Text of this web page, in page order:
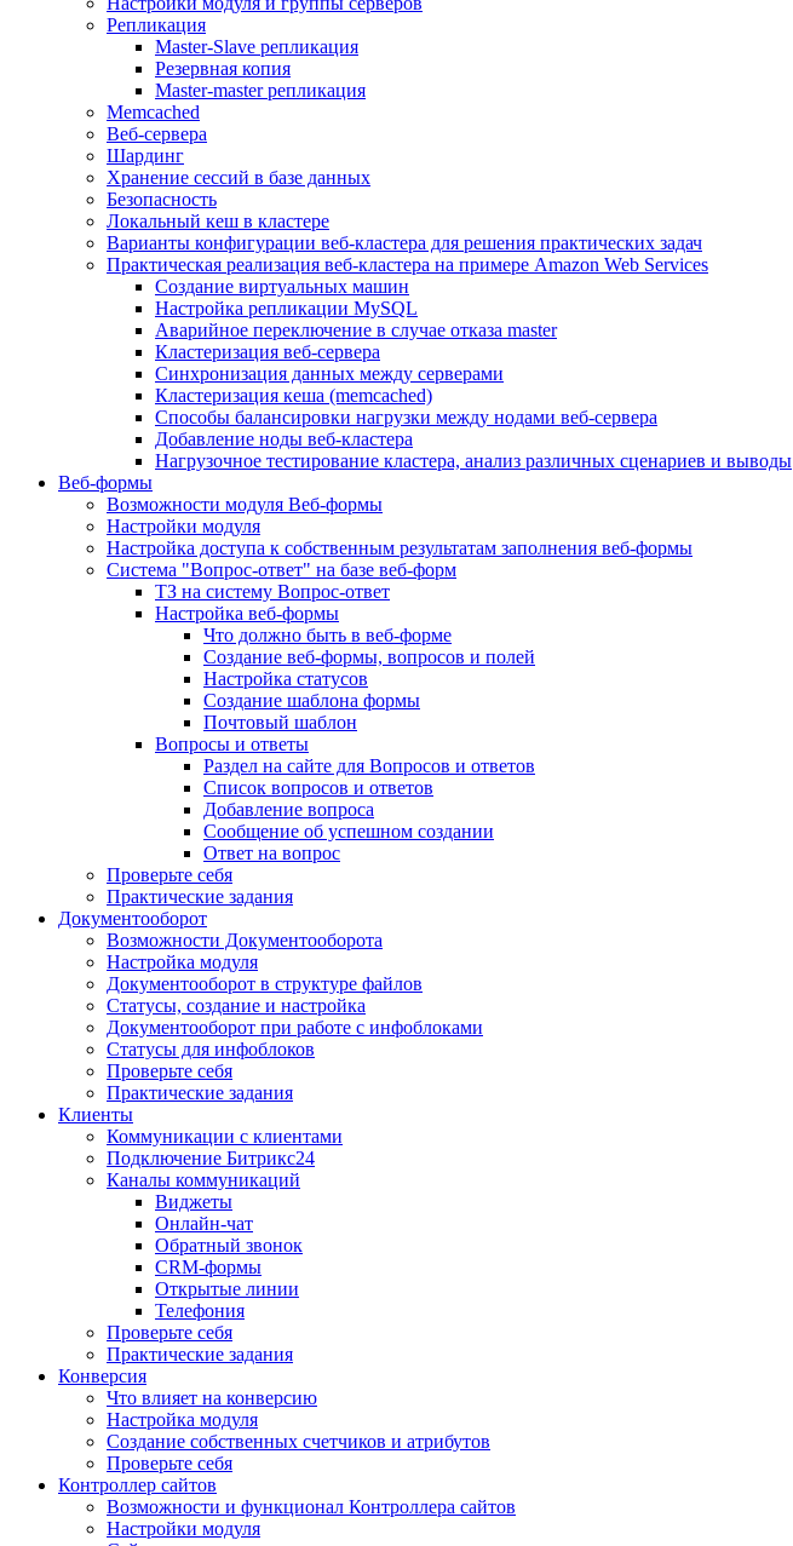
Репликация
Master-Slave репликация
Резервная копия
Master-master репликация
Memcached
Веб-сервера
Шардинг
Хранение сессий в базе данных
Безопасность
Локальный кеш в кластере
Варианты конфигурации веб-кластера для решения практических задач
Практическая реализация веб-кластера на примере Amazon Web Services
Создание виртуальных машин
Настройка репликации MySQL
Аварийное переключение в случае отказа master
Кластеризация веб-сервера
Синхронизация данных между серверами
Кластеризация кеша (memcached)
Способы балансировки нагрузки между нодами веб-сервера
Добавление ноды веб-кластера
Нагрузочное тестирование кластера, анализ различных сценариев и выводы
Веб-формы
Возможности модуля Веб-формы
Настройки модуля
Настройка доступа к собственным результатам заполнения веб-формы
Система "Вопрос-ответ" на базе веб-форм
ТЗ на систему Вопрос-ответ
Настройка веб-формы
Что должно быть в веб-форме
Создание веб-формы, вопросов и полей
Настройка статусов
Создание шаблона формы
Почтовый шаблон
Вопросы и ответы
Раздел на сайте для Вопросов и ответов
Список вопросов и ответов
Добавление вопроса
Сообщение об успешном создании
Ответ на вопрос
Проверьте себя
Практические задания
Документооборот
Возможности Документооборота
Настройка модуля
Документооборот в структуре файлов
Статусы, создание и настройка
Документооборот при работе с инфоблоками
Статусы для инфоблоков
Проверьте себя
Практические задания
Клиенты
Коммуникации с клиентами
Подключение Битрикс24
Каналы коммуникаций
Виджеты
Онлайн-чат
Обратный звонок
CRM-формы
Открытые линии
Телефония
Проверьте себя
Практические задания
Конверсия
Что влияет на конверсию
Настройка модуля
Создание собственных счетчиков и атрибутов
Проверьте себя
Контроллер сайтов
Возможности и функционал Контроллера сайтов
Настройки модуля